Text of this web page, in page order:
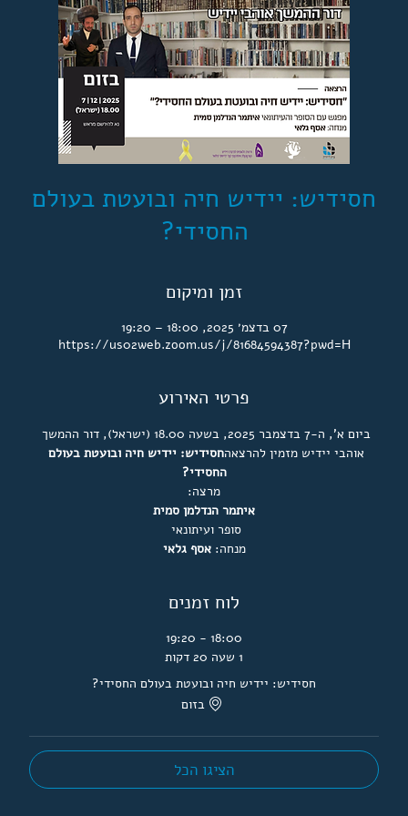
חסידיש: יידיש חיה ובועטת בעולם
החסידי?
זמן ומיקום
07 בדצמ׳ 2025, 18:00 – 19:20
https://us02web.zoom.us/j/81684594387?pwd=H
פרטי האירוע
ביום א', ה-7 בדצמבר 2025, בשעה 18.00 (ישראל), דור ההמשך
אוהבי יידיש מזמין להרצאהחסידיש: יידיש חיה ובועטת בעולם
החסידי?
מרצה:
איתמר הנדלמן סמית
סופר ועיתונאי
מנחה: אסף גלאי
לוח זמנים
18:00 - 19:20
1 שעה 20 דקות
חסידיש: יידיש חיה ובועטת בעולם החסידי?
בזום
הציגו הכל